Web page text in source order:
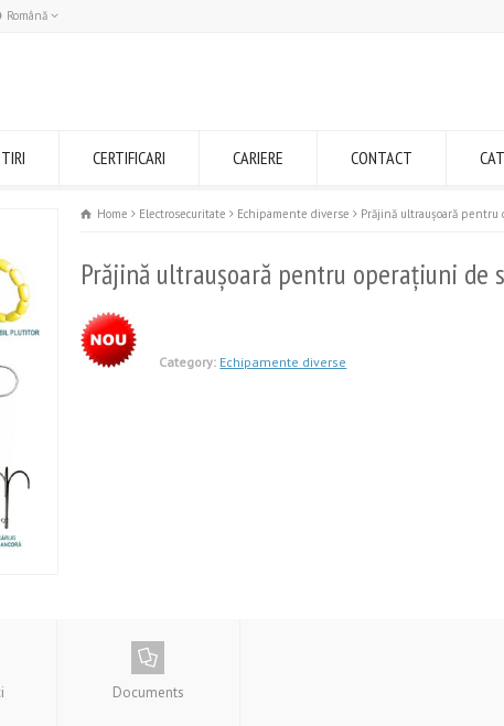
Română
CERTIFICARI CARIERE CONTACT
Home Electrosecuritate Echipamente diverse Prăjină ultraușoară
Prăjină ultraușoară pentru operaţiuni de
Category: Echipamente diverse
Documents